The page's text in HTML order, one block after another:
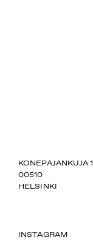
SUOMIAREENA
KONEPAJANKUJA 1
00510
HELSINKI
INSTAGRAM